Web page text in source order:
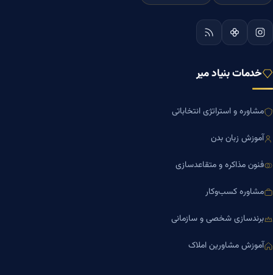
خدمات بنیاد میر
مشاوره و استراتژی انتخاباتی
آموزش زبان بدن
فنون مذاکره و متقاعدسازی
مشاوره کسب‌وکار
برندسازی شخصی و سازمانی
آموزش مشاورین املاک